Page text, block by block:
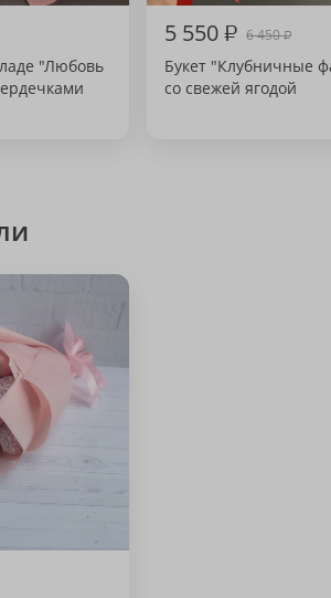
"Любовь
5 550₽ 6 450₽
Букет "Клубничные
со свежей ягодой